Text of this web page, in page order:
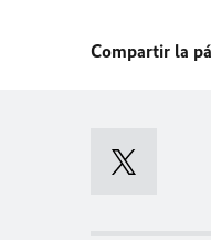
Compartir la